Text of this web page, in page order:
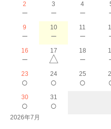
2
－
3
－
4
－
9
－
10
－
11
－
16
－
17
△
18
－
23
○
24
○
25
○
30
○
31
○
2026年7月